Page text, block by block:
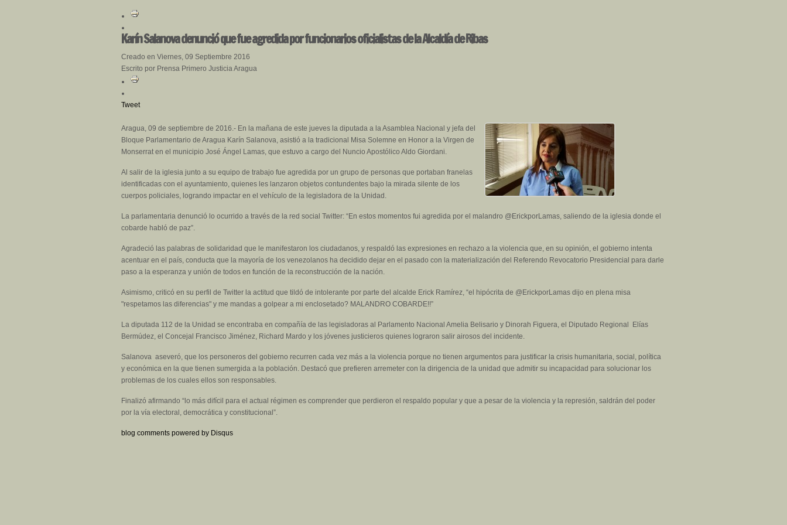
Karín Salanova denunció que fue agredida por funcionarios oficialistas de la Alcaldía de Ribas
Creado en Viernes, 09 Septiembre 2016
Escrito por Prensa Primero Justicia Aragua
Tweet
Aragua, 09 de septiembre de 2016.- En la mañana de este jueves la diputada a la Asamblea Nacional y jefa del
Bloque Parlamentario de Aragua Karín Salanova, asistió a la tradicional Misa Solemne en Honor a la Virgen de
Monserrat en el municipio José Ángel Lamas, que estuvo a cargo del Nuncio Apostólico Aldo Giordani.
Al salir de la iglesia junto a su equipo de trabajo fue agredida por un grupo de personas que portaban franelas
identificadas con el ayuntamiento, quienes les lanzaron objetos contundentes bajo la mirada silente de los
cuerpos policiales, logrando impactar en el vehículo de la legisladora de la Unidad.
La parlamentaria denunció lo ocurrido a través de la red social Twitter: “En estos momentos fui agredida por el malandro @ErickporLamas, saliendo de la iglesia donde el
cobarde habló de paz”.
Agradeció las palabras de solidaridad que le manifestaron los ciudadanos, y respaldó las expresiones en rechazo a la violencia que, en su opinión, el gobierno intenta
acentuar en el país, conducta que la mayoría de los venezolanos ha decidido dejar en el pasado con la materialización del Referendo Revocatorio Presidencial para darle
paso a la esperanza y unión de todos en función de la reconstrucción de la nación.
Asimismo, criticó en su perfil de Twitter la actitud que tildó de intolerante por parte del alcalde Erick Ramírez, “el hipócrita de @ErickporLamas dijo en plena misa
"respetamos las diferencias" y me mandas a golpear a mi enclosetado? MALANDRO COBARDE!!”
La diputada 112 de la Unidad se encontraba en compañía de las legisladoras al Parlamento Nacional Amelia Belisario y Dinorah Figuera, el Diputado Regional Elías
Bermúdez, el Concejal Francisco Jiménez, Richard Mardo y los jóvenes justicieros quienes lograron salir airosos del incidente.
Salanova aseveró, que los personeros del gobierno recurren cada vez más a la violencia porque no tienen argumentos para justificar la crisis humanitaria, social, política
y económica en la que tienen sumergida a la población. Destacó que prefieren arremeter con la dirigencia de la unidad que admitir su incapacidad para solucionar los
problemas de los cuales ellos son responsables.
Finalizó afirmando “lo más difícil para el actual régimen es comprender que perdieron el respaldo popular y que a pesar de la violencia y la represión, saldrán del poder
por la vía electoral, democrática y constitucional”.
blog comments powered by Disqus